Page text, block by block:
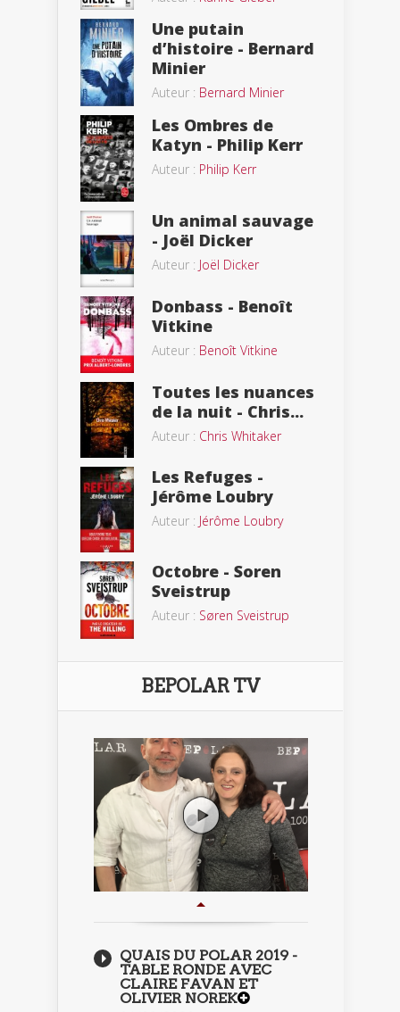
Une putain
d’histoire - Bernard
Minier
Auteur : Bernard Minier
Les Ombres de
Katyn - Philip Kerr
Auteur : Philip Kerr
Un animal sauvage
- Joël Dicker
Auteur : Joël Dicker
Donbass - Benoît
Vitkine
Auteur : Benoît Vitkine
Toutes les nuances
de la nuit - Chris...
Auteur : Chris Whitaker
Les Refuges -
Jérôme Loubry
Auteur : Jérôme Loubry
Octobre - Soren
Sveistrup
Auteur : Søren Sveistrup
BEPOLAR TV
QUAIS DU POLAR 2019 -
TABLE RONDE AVEC
CLAIRE FAVAN ET
OLIVIER NOREK